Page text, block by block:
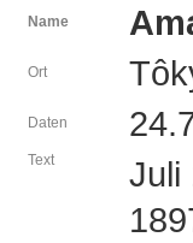
Name
Ort
Daten
Text
Juli